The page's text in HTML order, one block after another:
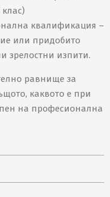
квалификация –
или придобито
зрелостни изпити.
равнище за
каквото е при
на професионална